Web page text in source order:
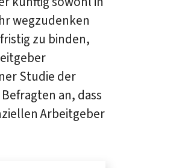
wegzudenken
zu binden,
Studie der
an, dass
Arbeitgeber